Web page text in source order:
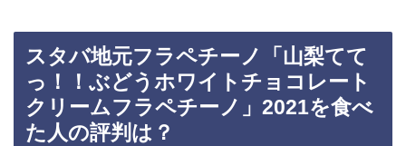
スタバ地元フラペチーノ「山梨てて
っ！！ぶどうホワイトチョコレート
クリームフラペチーノ」2021を食べ
た人の評判は？